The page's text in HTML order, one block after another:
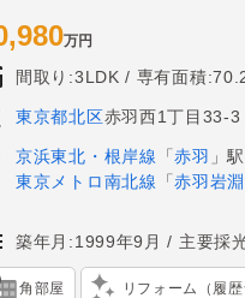
万円
間取り:3LDK 専有面積
東京都北区赤羽西1丁目33-3
京浜東北・根岸線 「赤羽 」
東京メトロ南北線
「赤羽岩淵
築年月:1999年9月 主要採
角部屋 リフォーム（履歴